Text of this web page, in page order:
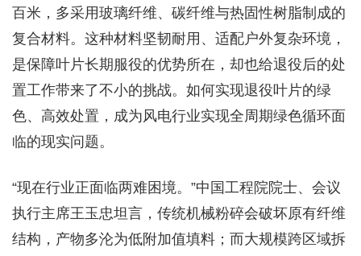
百米，多采用玻璃纤维、碳纤维与热固性树脂制成的
复合材料。这种材料坚韧耐用、适配户外复杂环境，
是保障叶片长期服役的优势所在，却也给退役后的处
置工作带来了不小的挑战。如何实现退役叶片的绿
色、高效处置，成为风电行业实现全周期绿色循环面
临的现实问题。
“现在行业正面临两难困境。”中国工程院院士、会议
执行主席王玉忠坦言，传统机械粉碎会破坏原有纤维
结构，产物多沦为低附加值填料；而大规模跨区域拆